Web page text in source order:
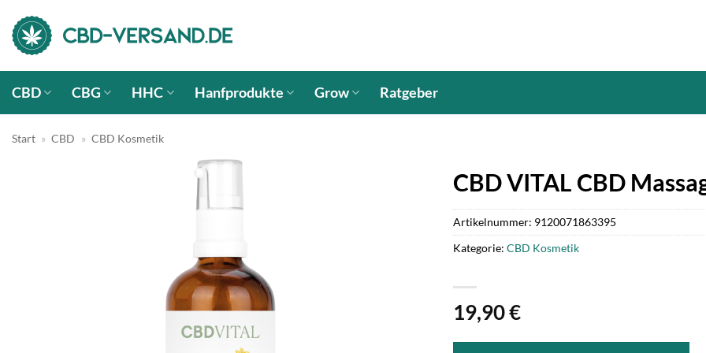
Inhalt
springen
CBD CBG HHC Hanfprodukte Grow Ratgeber
Start » CBD » CBD Kosmetik
CBD VITAL CBD
19,90€
Artikelnummer: 9120071863395
Kategorie: CBD Kosmetik